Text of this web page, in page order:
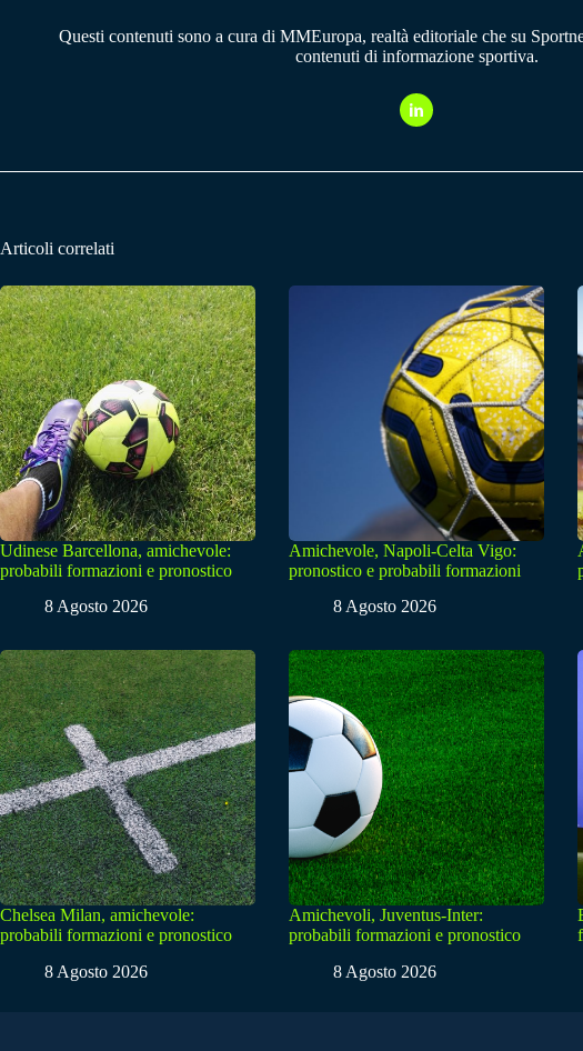
Questi contenuti sono a cura di MMEuropa, realtà editoriale che su
contenuti di informazione sportiva.
Articoli correlati
Udinese Barcellona, amichevole:
probabili formazioni e pronostico
8 Agosto 2026
Amichevole, Napoli-Celta Vigo:
pronostico e probabili formazioni
8 Agosto 2026
Chelsea Milan, amichevole:
probabili formazioni e pronostico
8 Agosto 2026
Amichevoli, Juventus-Inter:
probabili formazioni e pronostico
8 Agosto 2026